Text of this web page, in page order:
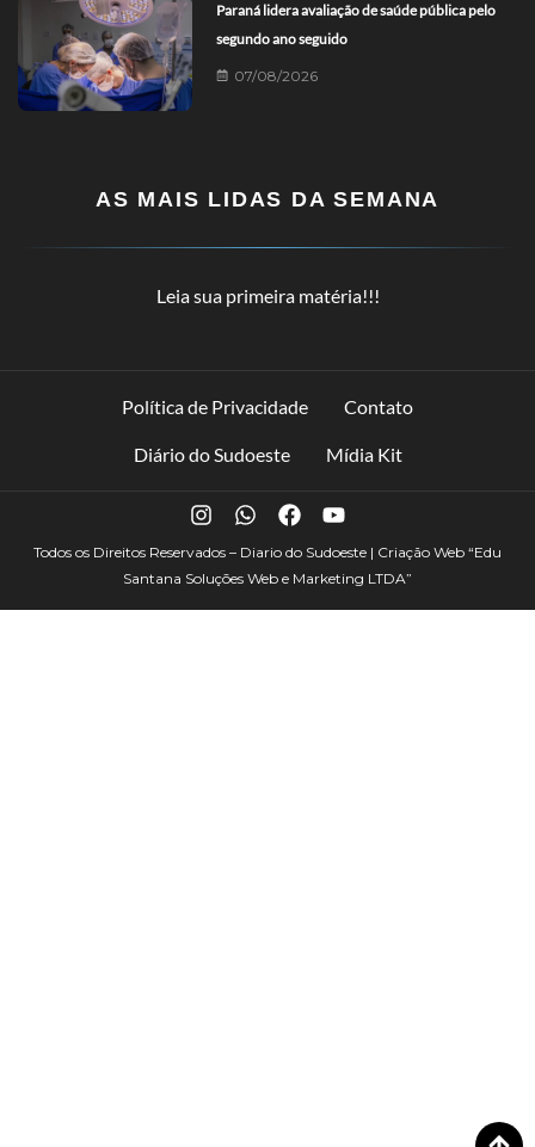
Paraná lidera avaliação de saúde pública pelo
segundo ano seguido
07/08/2026
AS MAIS LIDAS DA SEMANA
Leia sua primeira matéria!!!
Política de Privacidade Contato
Diário do Sudoeste Mídia Kit
Todos os Direitos Reservados – Diario do Sudoeste | Criação Web “Edu
Santana Soluções Web e Marketing LTDA”